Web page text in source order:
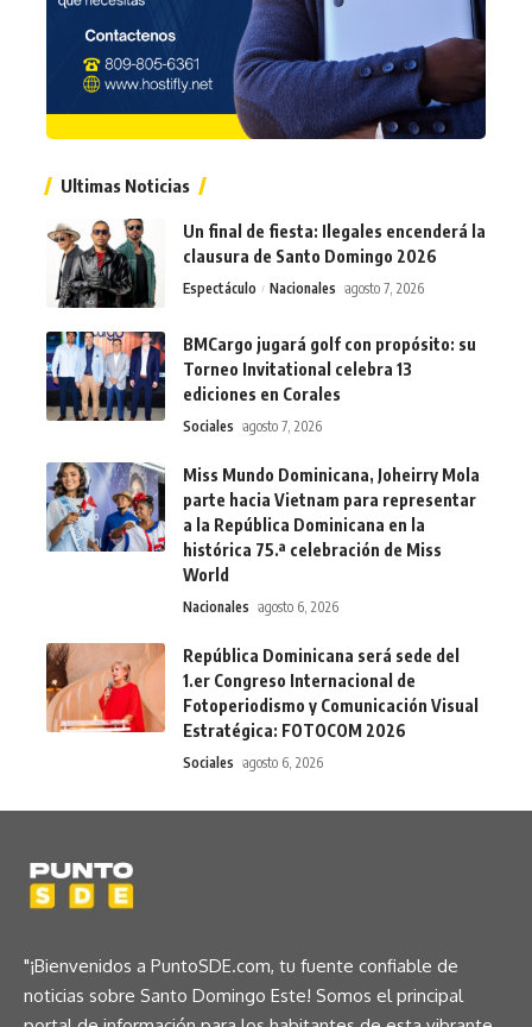
Ultimas Noticias
Un final de fiesta: Ilegales encenderá la
clausura de Santo Domingo 2026
Espectáculo Nacionales agosto 7, 2026
BMCargo jugará golf con propósito: su
Torneo Invitational celebra 13
ediciones en Corales
Sociales agosto 7, 2026
Miss Mundo Dominicana, Joheirry Mola
parte hacia Vietnam para representar
a la República Dominicana en la
histórica 75.ª celebración de Miss
World
Nacionales agosto 6, 2026
República Dominicana será sede del
1.er Congreso Internacional de
Fotoperiodismo y Comunicación Visual
Estratégica: FOTOCOM 2026
Sociales agosto 6, 2026
"¡Bienvenidos a PuntoSDE.com, tu fuente confiable de
noticias sobre Santo Domingo Este! Somos el principal